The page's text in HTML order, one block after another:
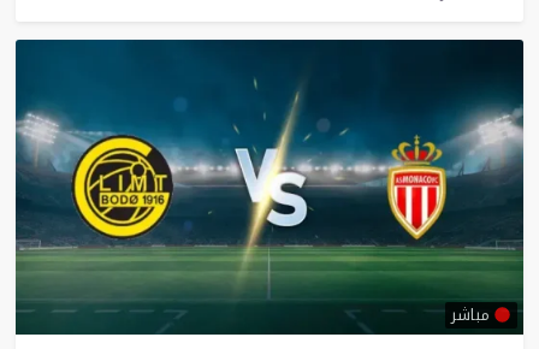
مباشر